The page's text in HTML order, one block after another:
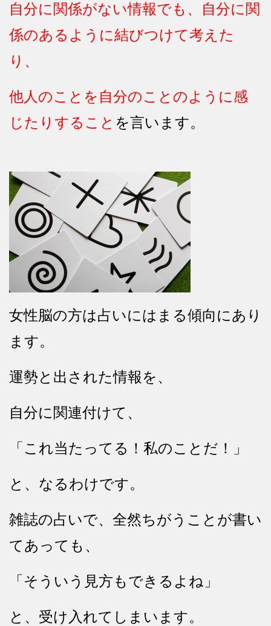
自分に関係がない情報でも、自分に関
係のあるように結びつけて考えた
り、
他人のことを自分のことのように感
じたりすること を言います。
女性脳の方は占いにはまる傾向にあり
ます。
運勢と出された情報を、
自分に関連付けて、
「これ当たってる！私のことだ！」
と、なるわけです。
雑誌の占いで、全然ちがうことが書い
てあっても、
「そういう見方もできるよね」
と、受け入れてしまいます。